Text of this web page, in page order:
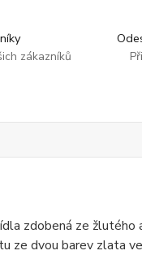
zákazníků
zdobená ze žlutého
ze dvou barev zlata